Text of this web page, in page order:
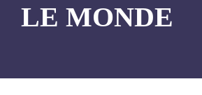
LE MONDE